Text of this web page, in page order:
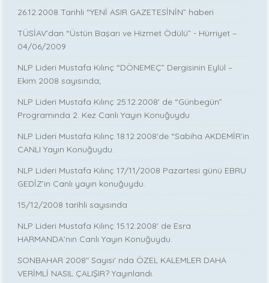
26.12.2008 Tarihli “YENİ ASIR GAZETESİNİN” haberi
TÜSİAV’dan “Üstün Başarı ve Hizmet Ödülü” - Hürriyet –
04/06/2009
NLP Lideri Mustafa Kılınç “DÖNEMEÇ” Dergisinin Eylül –
Ekim 2008 sayısında;
NLP Lideri Mustafa Kılınç 25.12.2008' de “Günbegün”
Programında 2. Kez Canlı Yayın Konuğuydu
NLP Lideri Mustafa Kılınç 18.12.2008'de “Sabiha AKDEMİR’in
CANLI Yayın Konuğuydu.
NLP Lideri Mustafa Kılınç 17/11/2008 Pazartesi günü EBRU
GEDİZ’in Canlı yayın konuğuydu.
15/12/2008 tarihli sayısında
NLP Lideri Mustafa Kılınç 15.12.2008' de Esra
HARMANDA’nın Canlı Yayın Konuğuydu.
SONBAHAR 2008" Sayısı' nda ÖZEL KALEMLER DAHA
VERİMLİ NASIL ÇALIŞIR? Yayınlandı.